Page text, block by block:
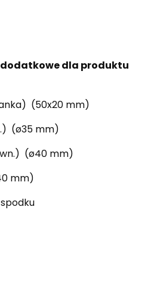
dla produktu
(50x20 mm)
(ø35 mm)
(ø40 mm)
mm)